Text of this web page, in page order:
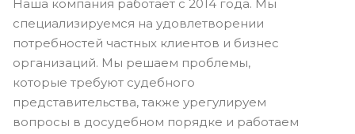
Наша компания работает с 2014 года. Мы
специализируемся на удовлетворении
потребностей частных клиентов и бизнес
организаций. Мы решаем проблемы,
которые требуют судебного
представительства, также урегулируем
вопросы в досудебном порядке и работаем